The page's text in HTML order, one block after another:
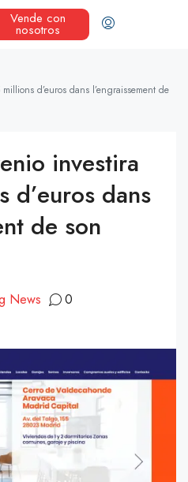
Vende con
nosotros
d’euros dans l’engraissement de
investira
d’euros dans
de son
News 0